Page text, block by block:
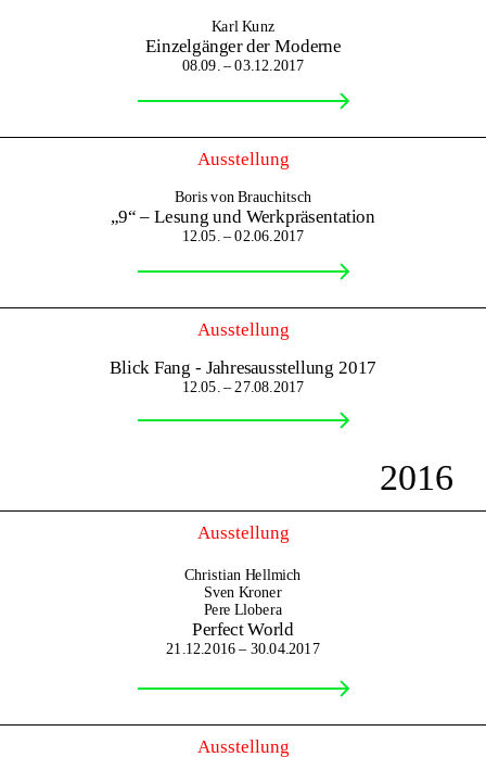
Karl Kunz
Einzelgänger der Moderne
08.09. – 03.12.2017
Ausstellung
Boris von Brauchitsch
„9“ – Lesung und Werkpräsentation
12.05. – 02.06.2017
Ausstellung
Blick Fang - Jahresausstellung 2017
12.05. – 27.08.2017
2016
Ausstellung
Christian Hellmich
Sven Kroner
Pere Llobera
Perfect World
21.12.2016 – 30.04.2017
Ausstellung